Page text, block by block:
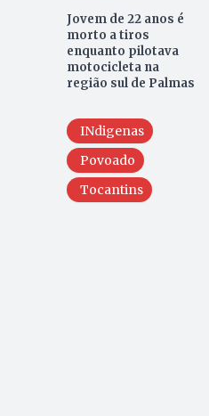
Jovem de 22 anos é
morto a tiros
enquanto pilotava
motocicleta na
região sul de Palmas
INdigenas
Povoado
Tocantins